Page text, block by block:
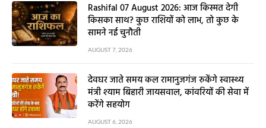
Rashifal 07 August 2026: आज किस्मत देगी
किसका साथ? कुछ राशियों को लाभ, तो कुछ के
सामने नई चुनौती
AUGUST 7, 2026
देवघर जाते समय कल रामानुजगंज रुकेंगे स्वास्थ्य
मंत्री श्याम बिहारी जायसवाल, कांवरियों की सेवा में
करेंगे सहयोग
AUGUST 6, 2026